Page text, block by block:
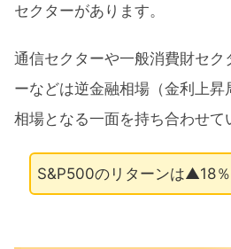
セクターがあります。
通信セクターや一般消費財セク
ーなどは逆金融相場（金利上
相場となる一面を持ち合わせて
S&P500のリターンは▲18％